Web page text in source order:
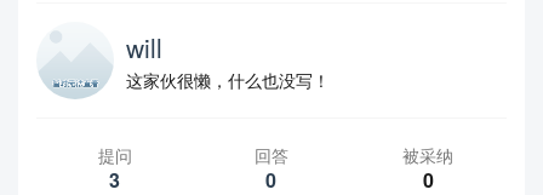
will
这家伙很懒，什么也没写！
提问
3
回答
0
被采纳
0